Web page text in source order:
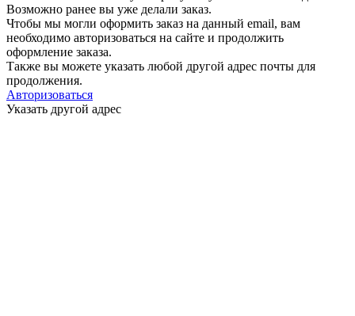
Возможно ранее вы уже делали заказ.
Чтобы мы могли оформить заказ на данный email, вам
необходимо авторизоваться на сайте и продолжить
оформление заказа.
Также вы можете указать любой другой адрес почты для
продолжения.
Авторизоваться
Указать другой адрес